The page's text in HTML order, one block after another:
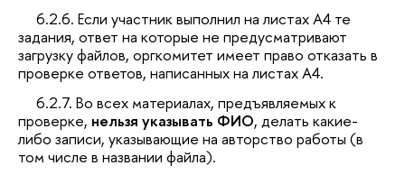
6.2.6. Если участник выполнил на листах А4 те
задания, ответ на которые не предусматривают
загрузку файлов, оргкомитет имеет право отказать в
проверке ответов, написанных на листах А4.
6.2.7. Во всех материалах, предъявляемых к
проверке, нельзя указывать ФИО, делать какие-
либо записи, указывающие на авторство работы (в
том числе в названии файла).